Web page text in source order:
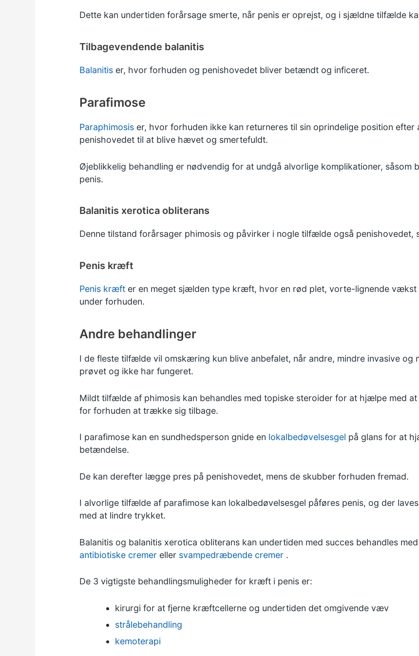
Dette kan undertiden forårsage smerte, når penis er oprejst, og i sjældne tilfælde
Tilbagevendende balanitis
Balanitiser, hvor forhuden og penishovedet bliver betændt og inficeret.
Parafimose
Paraphimosiser, hvor forhuden ikke kan returneres til sin oprindelige position
penishovedet til at blive hævet og smertefuldt.
Øjeblikkelig behandling er nødvendig for at undgå alvorlige komplikationer, såsom
penis.
Balanitis xerotica obliterans
Denne tilstand forårsager phimosis og påvirker i nogle tilfælde også
Penis kræft
Penis kræfter en meget sjælden type kræft, hvor en rød plet, vorte-lignende vækst
under forhuden.
Andre behandlinger
I de fleste tilfælde vil omskæring kun blive anbefalet, når andre, mindre invasive og
prøvet og ikke har fungeret.
Mildt tilfælde af phimosis kan behandles med topiske steroider for at hjælpe med
for forhuden at trække sig tilbage.
I parafimose kan en sundhedsperson gnide en lokalbedøvelsesgel på glans for at
betændelse.
De kan derefter lægge pres på penishovedet, mens de skubber forhuden fremad.
I alvorlige tilfælde af parafimose kan lokalbedøvelsesgel påføres penis, og der
med at lindre trykket.
Balanitis og balanitis xerotica obliterans kan undertiden med succes behandles med
antibiotiske cremereller svampedræbende cremer.
De 3 vigtigste behandlingsmuligheder for kræft i penis er:
kirurgi for at fjerne kræftcellerne og undertiden det omgivende væv
strålebehandling
kemoterapi